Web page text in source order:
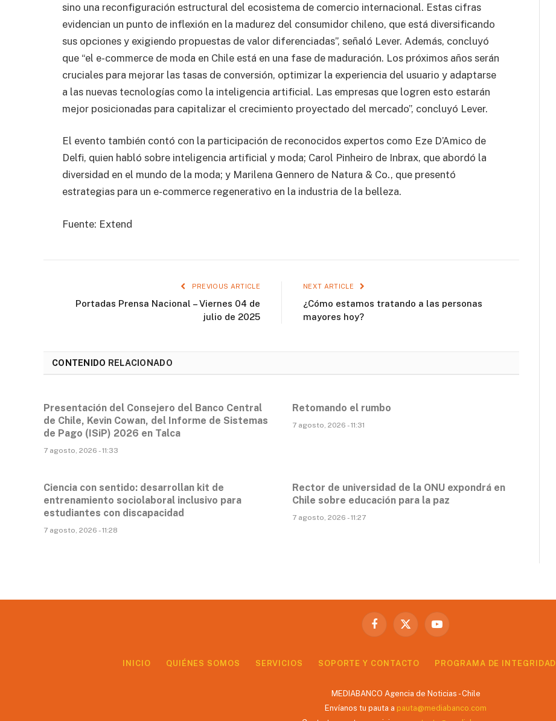
sino una reconfiguración estructural del ecosistema de comercio internacional. Estas cifras
evidencian un punto de inflexión en la madurez del consumidor chileno, que está diversificando
sus opciones y exigiendo propuestas de valor diferenciadas”, señaló Lever. Además, concluyó
que “el e-commerce de moda en Chile está en una fase de maduración. Los próximos años serán
cruciales para mejorar las tasas de conversión, optimizar la experiencia del usuario y adaptarse
a las nuevas tecnologías como la inteligencia artificial. Las empresas que logren esto estarán
mejor posicionadas para capitalizar el crecimiento proyectado del mercado”, concluyó Lever.
El evento también contó con la participación de reconocidos expertos como Eze D’Amico de
Delfi, quien habló sobre inteligencia artificial y moda; Carol Pinheiro de Inbrax, que abordó la
diversidad en el mundo de la moda; y Marilena Gennero de Natura & Co., que presentó
estrategias para un e-commerce regenerativo en la industria de la belleza.
Fuente: Extend
PREVIOUS ARTICLE
Portadas Prensa Nacional – Viernes 04 de
julio de 2025
NEXT ARTICLE
¿Cómo estamos tratando a las personas
mayores hoy?
CONTENIDO RELACIONADO
Presentación del Consejero del Banco Central
de Chile, Kevin Cowan, del Informe de Sistemas
de Pago (ISiP) 2026 en Talca
7 agosto, 2026 - 11:33
Retomando el rumbo
7 agosto, 2026 - 11:31
Ciencia con sentido: desarrollan kit de
entrenamiento sociolaboral inclusivo para
estudiantes con discapacidad
7 agosto, 2026 - 11:28
Rector de universidad de la ONU expondrá en
Chile sobre educación para la paz
7 agosto, 2026 - 11:27
Facebook
X
YouTube
INICIO QUIÉNES SOMOS SERVICIOS SOPORTE Y CONTACTO PROGRAMA DE INTEGRIDAD
MEDIABANCO Agencia de Noticias - Chile
Envíanos tu pauta a pauta@mediabanco.com